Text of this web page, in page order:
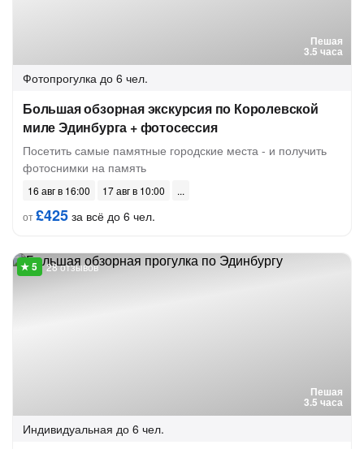
Пешая
3.5 часа
Фотопрогулка до 6 чел.
Большая обзорная экскурсия по Королевской
миле Эдинбурга + фотосессия
Посетить самые памятные городские места - и получить
фотоснимки на память
16 авг в 16:00
17 авг в 10:00
от£425 за всё до 6 чел.
Пешая
3.5 часа
28 отзывов
Индивидуальная до 6 чел.